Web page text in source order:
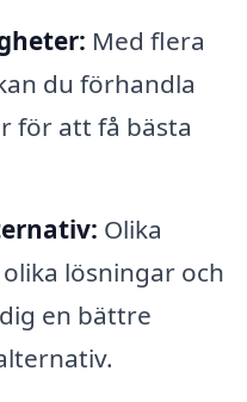
Med flera
du förhandla
för att få bästa
Olika
lösningar och
en bättre